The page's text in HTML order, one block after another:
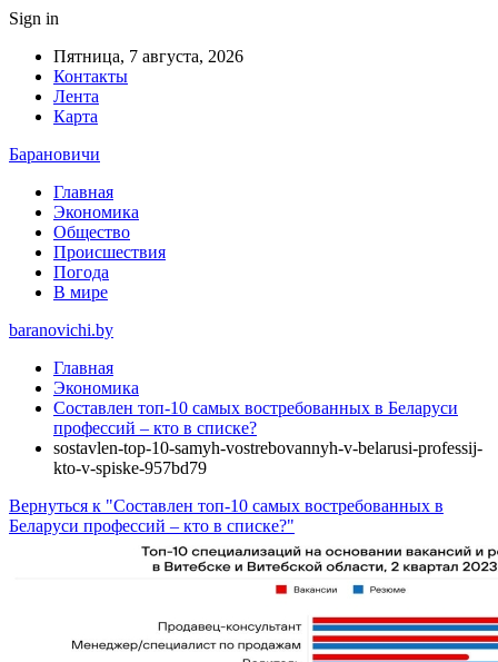
Sign in
Пятница, 7 августа, 2026
Контакты
Лента
Карта
Барановичи
Главная
Экономика
Общество
Происшествия
Погода
В мире
baranovichi.by
Главная
Экономика
Составлен топ-10 самых востребованных в Беларуси
профессий – кто в списке?
sostavlen-top-10-samyh-vostrebovannyh-v-belarusi-professij-
kto-v-spiske-957bd79
Вернуться к "Составлен топ-10 самых востребованных в
Беларуси профессий – кто в списке?"